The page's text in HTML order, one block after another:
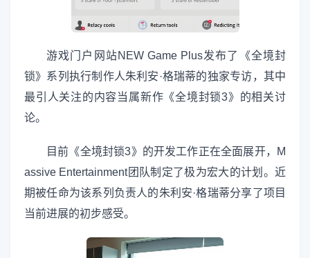
游戏门户网站NEW Game Plus发布了《全境封
锁》系列执行制作人朱利安·格瑞蒂的独家专访，其中
最引人关注的内容当属新作《全境封锁3》的相关讨
论。
目前《全境封锁3》的开发工作正在全面展开，M
assive Entertainment团队制定了极为宏大的计划。近
期被任命为该系列负责人的朱利安·格瑞蒂分享了项目
当前进展的初步感受。